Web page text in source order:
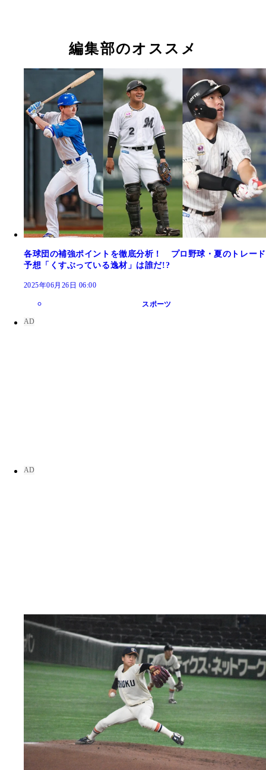
編集部のオススメ
各球団の補強ポイントを徹底分析！ プロ野球・夏のトレード
予想「くすぶっている逸材」は誰だ!?
2025年06月26日 06:00
スポーツ